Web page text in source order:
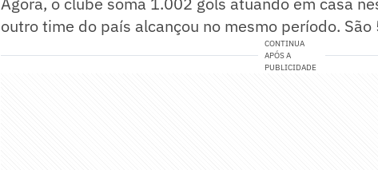
outro time do país alcançou no mesmo período.
CONTINUA
APÓS A
PUBLICIDADE